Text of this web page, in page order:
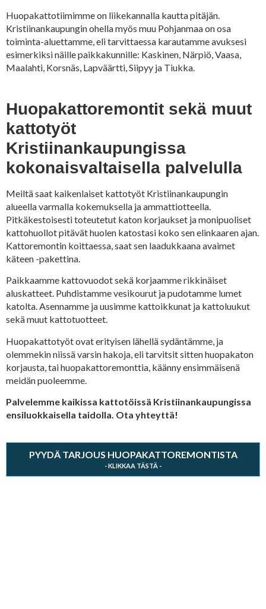
Huopakattotiimimme on liikekannalla kautta pitäjän.
Kristiinankaupungin ohella myös muu Pohjanmaa on osa
toiminta-aluettamme, eli tarvittaessa karautamme avuksesi
esimerkiksi näille paikkakunnille: Kaskinen, Närpiö, Vaasa,
Maalahti, Korsnäs, Lapväärtti, Siipyy ja Tiukka.
Huopakattoremontit sekä muut
kattotyöt
Kristiinankaupungissa
kokonaisvaltaisella palvelulla
Meiltä saat kaikenlaiset kattotyöt Kristiinankaupungin
alueella varmalla kokemuksella ja ammattiotteella.
Pitkäkestoisesti toteutetut katon korjaukset ja monipuoliset
kattohuollot pitävät huolen katostasi koko sen elinkaaren ajan.
Kattoremontin koittaessa, saat sen laadukkaana avaimet
käteen -pakettina.
Paikkaamme kattovuodot sekä korjaamme rikkinäiset
aluskatteet. Puhdistamme vesikourut ja pudotamme lumet
katolta. Asennamme ja uusimme kattoikkunat ja kattoluukut
sekä muut kattotuotteet.
Huopakattotyöt ovat erityisen lähellä sydäntämme, ja
olemmekin niissä varsin hakoja, eli tarvitsit sitten huopakaton
korjausta, tai huopakattoremonttia, käänny ensimmäisenä
meidän puoleemme.
Palvelemme kaikissa kattotöissä Kristiinankaupungissa
ensiluokkaisella taidolla. Ota yhteyttä!
PYYDÄ TARJOUS HUOPAKATTOREMONTISTA